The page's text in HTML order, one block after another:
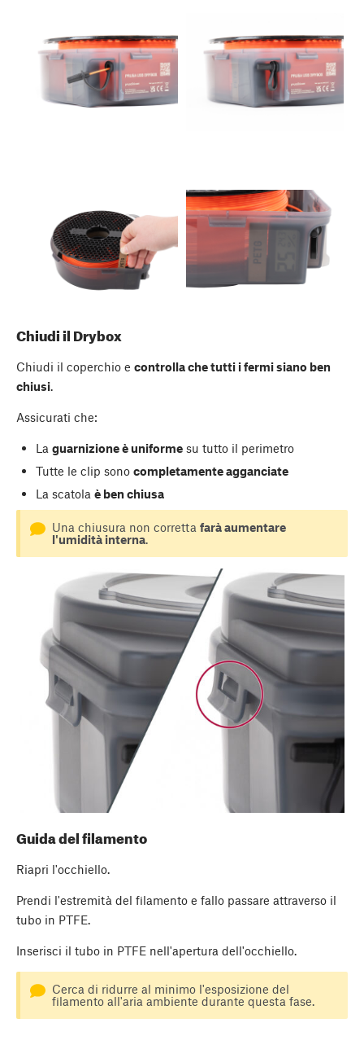
Chiudi il Drybox
Chiudi il coperchio e controlla che tutti i fermi siano ben
chiusi
Assicurati che:
La guarnizione è uniformesu tutto il perimetro
Tutte le clip sono completamente agganciate
La scatola è ben chiusa
Una chiusura non corretta farà aumentare
l'umidità interna.
Guida del filamento
Riapri l'occhiello.
Prendi l'estremità del filamento e fallo passare attraverso il
tubo in PTFE.
Inserisci il tubo in PTFE nell'apertura dell'occhiello.
Cerca di ridurre al minimo l'esposizione del
filamento all'aria ambiente durante questa fase.